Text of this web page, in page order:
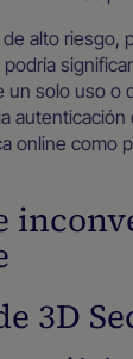
alto riesgo,
un solo uso o
online como
3D